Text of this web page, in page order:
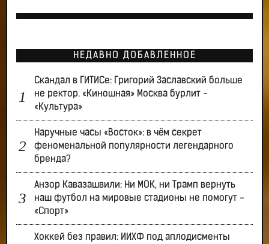
НЕДАВНО ДОБАВЛЕННОЕ
Скандал в ГИТИСе: Григорий Заславский больше
не ректор. «Киношная» Москва бурлит -
«Культура»
Наручные часы «Восток»: в чём секрет
феноменальной популярности легендарного
бренда?
Анзор Кавазашвили: Ни МОК, ни Трамп вернуть
наш футбол на мировые стадионы не помогут -
«Спорт»
Хоккей без правил: ИИХФ под аплодисменты